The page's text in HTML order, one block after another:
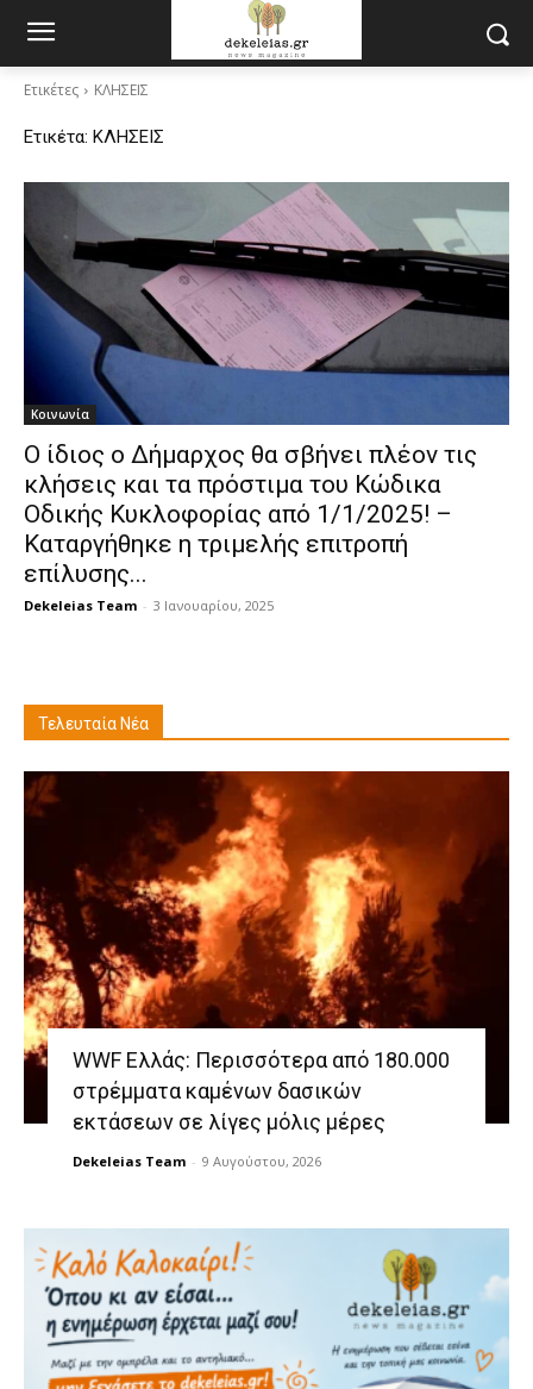
Ετικέτες ΚΛΗΣΕΙΣ
Ετικέτα: ΚΛΗΣΕΙΣ
Κοινωνία
Ο ίδιος ο Δήμαρχος θα σβήνει πλέον τις
κλήσεις και τα πρόστιμα του Κώδικα
Οδικής Κυκλοφορίας από 1/1/2025! –
Καταργήθηκε η τριμελής επιτροπή
επίλυσης...
Dekeleias Team - 3 Ιανουαρίου, 2025
Τελευταία Νέα
WWF Ελλάς: Περισσότερα από 180.000
στρέμματα καμένων δασικών
εκτάσεων σε λίγες μόλις μέρες
Dekeleias Team - 9 Αυγούστου, 2026